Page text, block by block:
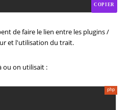
COPIER
de faire le lien entre les plugins /
et l'utilisation du trait.
ou on utilisait :